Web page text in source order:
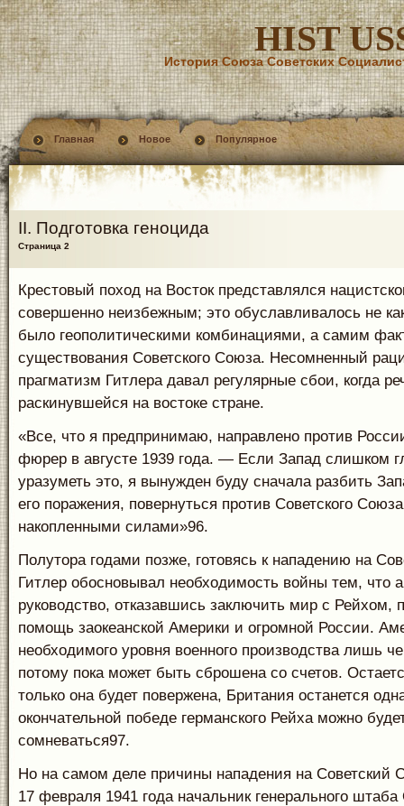
HIST
История Союза Советских
Главная Новое Популярное
II. Подготовка геноцида
Страница 2
Крестовый поход на Восток представлялся
совершенно неизбежным; это обуславливалось не
было геополитическими комбинациями, а самим
существования Советского Союза. Несомненный
прагматизм Гитлера давал регулярные сбои, когда
раскинувшейся на востоке стране.
«Все, что я предпринимаю, направлено против
фюрер в августе 1939 года. — Если Запад слишком
уразуметь это, я вынужден буду сначала разбить
его поражения, повернуться против Советского
накопленными силами»96.
Полутора годами позже, готовясь к нападению на
Гитлер обосновывал необходимость войны тем, что
руководство, отказавшись заключить мир с Рейхом,
помощь заокеанской Америки и огромной России.
необходимого уровня военного производства лишь
потому пока может быть сброшена со счетов.
только она будет повержена, Британия останется
окончательной победе германского Рейха можно
сомневаться97.
Но на самом деле причины нападения на
17 февраля 1941 года начальник генерального